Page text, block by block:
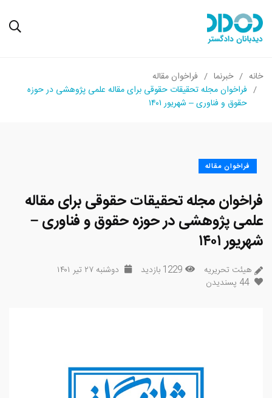
خانه خبرنما
فراخوان مقاله
فراخوان مجله تحقیقات حقوقی برای مقاله علمی پژوهشی در حوزه
حقوق و فناوری – شهریور ۱۴۰۱
فراخوان مقاله
فراخوان مجله تحقیقات حقوقی برای مقاله
علمی پژوهشی در حوزه حقوق و فناوری –
شهریور ۱۴۰۱
هیئت تحریریه 1229 بازدید
دوشنبه ۲۷ تیر ۱۴۰۱
44 پسندیدن